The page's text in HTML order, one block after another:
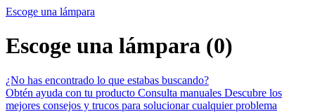
Escoge una lámpara
Escoge una lámpara (0)
¿No has encontrado lo que estabas buscando?
Obtén ayuda con tu producto Consulta manuales Descubre los
mejores consejos y trucos para solucionar cualquier problema